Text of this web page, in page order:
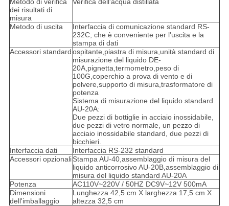
Metodo di verifica
dei risultati di
misura
Verifica dell'acqua distillata
Metodo di uscita
Interfaccia di comunicazione standard RS-
232C, che è conveniente per l'uscita e la
stampa di dati
Accessori standardospitante,piastra di misura,unità standard di
misurazione del liquido DE-
20A,pignetta,termometro,peso di
100G,coperchio a prova di vento e di
polvere,supporto di misura,trasformatore di
potenza
Sistema di misurazione del liquido standard
AU-20A:
Due pezzi di bottiglie in acciaio inossidabile,
due pezzi di vetro normale, un pezzo di
acciaio inossidabile standard, due pezzi di
bicchieri.
Interfaccia dati
Interfaccia RS-232 standard
Accessori opzionaliStampa AU-40,assemblaggio di misura del
liquido anticorrosivo AU-20B,assemblaggio di
misura del liquido standard AU-20A
Potenza
AC110V~220V / 50HZ DC9V~12V 500mA
Dimensioni
dell'imballaggio
Lunghezza 42,5 cm X larghezza 17,5 cm X
altezza 32,5 cm